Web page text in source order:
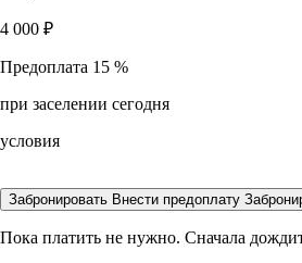
4 000 ₽
Предоплата 15 %
при заселении сегодня
условия
Забронировать Внести предоплату
Пока платить не нужно. Сначала